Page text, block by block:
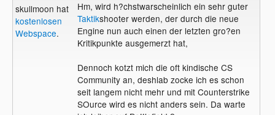
skullmoon hat
kostenlosen
Webspace.
Hm, wird h?chstwarscheinlich ein sehr guter
Taktikshooter werden, der durch die neue
Engine nun auch einen der letzten gro?en
Kritikpunkte ausgemerzt hat,
Dennoch kotzt mich die oft kindische CS
Community an, deshlab zocke ich es schon
seit langem nicht mehr und mit Counterstrike
SOurce wird es nicht anders sein. Da warte